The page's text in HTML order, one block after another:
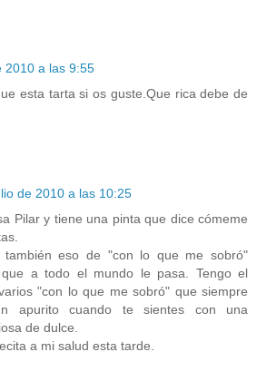
2010 a las 9:55
esta tarta si os guste.Que rica debe de
de 2010 a las 10:25
Pilar y tiene una pinta que dice cómeme
también eso de "con lo que me sobró"
a todo el mundo le pasa. Tengo el
"con lo que me sobró" que siempre
apurito cuando te sientes con una
de dulce.
a mi salud esta tarde.